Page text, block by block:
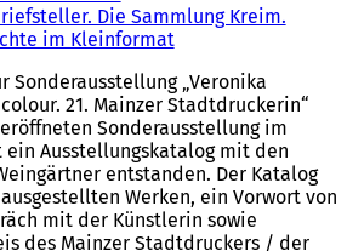
Die Sammlung Kreim.
im Kleinformat
Sonderausstellung „Veronika
21. Mainzer Stadtdruckerin“
Sonderausstellung im
ein Ausstellungskatalog mit den
entstanden. Der Katalog
Werken, ein Vorwort von
mit der Künstlerin sowie
des Mainzer Stadtdruckers / der